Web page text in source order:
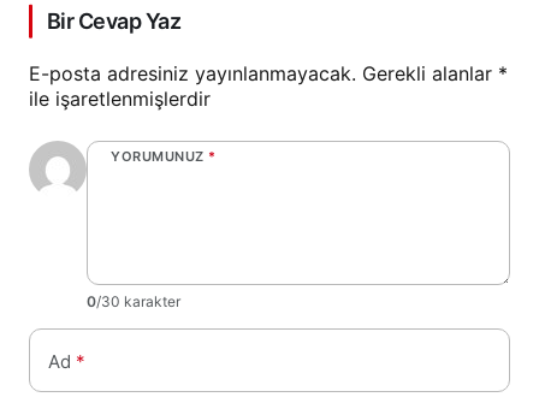
Bir Cevap Yaz
E-posta adresiniz yayınlanmayacak. Gerekli alanlar *
ile işaretlenmişlerdir
YORUMUNUZ *
0/30 karakter
Ad *